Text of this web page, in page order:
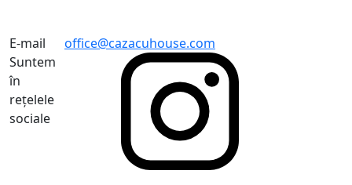
E-mail
office@cazacuhouse.com
Suntem
în
rețelele
sociale